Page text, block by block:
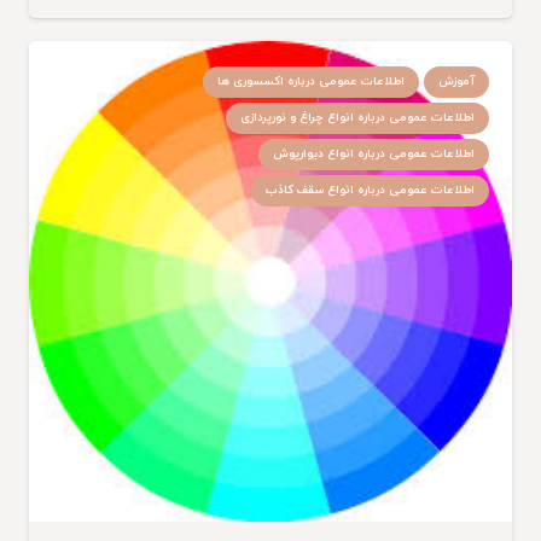
آموزش
اطلاعات عمومی درباره اکسسوری ها
اطلاعات عمومی درباره انواع چراغ و نورپردازی
اطلاعات عمومی درباره انواع دیوارپوش
اطلاعات عمومی درباره انواع سقف کاذب